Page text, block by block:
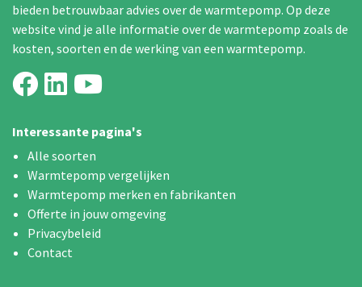
bieden betrouwbaar advies over de warmtepomp. Op deze
website vind je alle informatie over de warmtepomp zoals de
kosten, soorten en de werking van een warmtepomp.
Interessante pagina's
Alle soorten
Warmtepomp vergelijken
Warmtepomp merken en fabrikanten
Offerte in jouw omgeving
Privacybeleid
Contact